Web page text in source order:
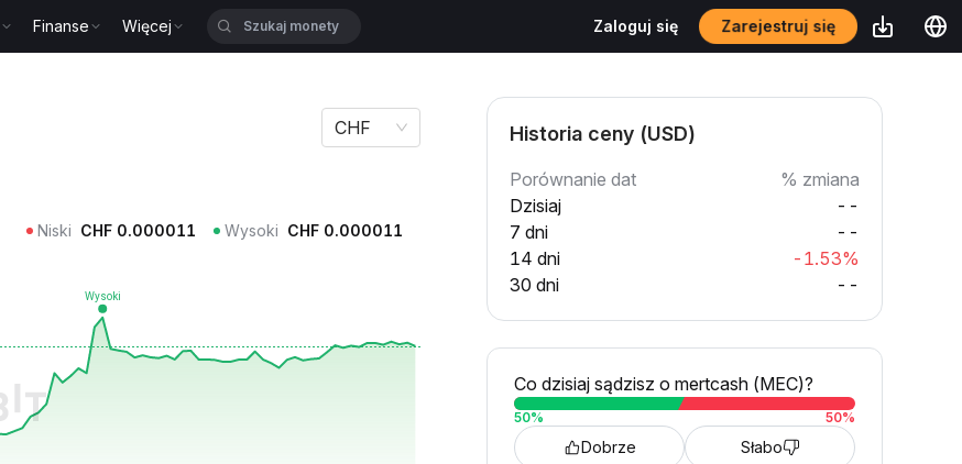
Finanse Więcej Zaloguj się Zarejestruj się
CHF
Niski CHF 0.000011 Wysoki CHF 0.000011
Historia ceny (USD)
Porównanie dat
% zmiana
Dzisiaj
--
7 dni
--
14 dni
-1.53%
30 dni
--
Co dzisiaj sądzisz o mertcash (MEC)?
50% 50%
Dobrze Słabo